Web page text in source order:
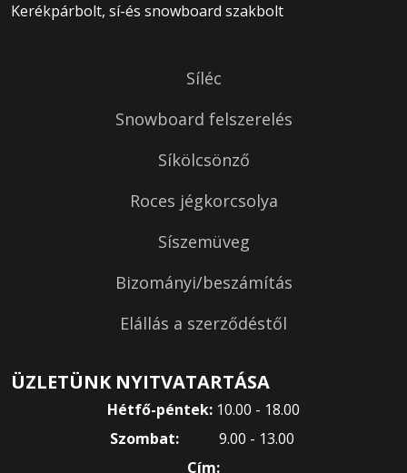
Kerékpárbolt, sí-és snowboard szakbolt
Síléc
Snowboard felszerelés
Síkölcsönző
Roces jégkorcsolya
Síszemüveg
Bizományi/beszámítás
Elállás a szerződéstől
ÜZLETÜNK NYITVATARTÁSA
Hétfő-péntek: 10.00 - 18.00
Szombat:
9.00 - 13.00
Cím: